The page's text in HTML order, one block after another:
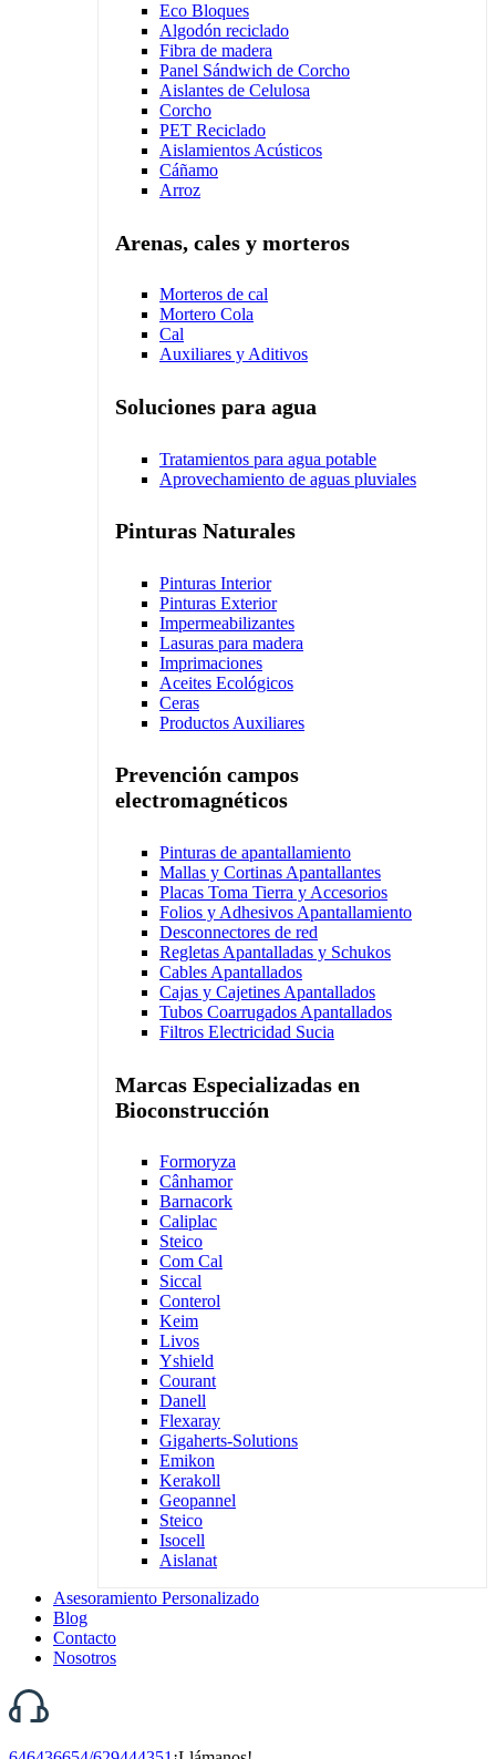
Eco Bloques
Algodón reciclado
Fibra de madera
Panel Sándwich de Corcho
Aislantes de Celulosa
Corcho
PET Reciclado
Aislamientos Acústicos
Cáñamo
Arroz
Arenas, cales y morteros
Morteros de cal
Mortero Cola
Cal
Auxiliares y Aditivos
Soluciones para agua
Tratamientos para agua potable
Aprovechamiento de aguas pluviales
Pinturas Naturales
Pinturas Interior
Pinturas Exterior
Impermeabilizantes
Lasuras para madera
Imprimaciones
Aceites Ecológicos
Ceras
Productos Auxiliares
Prevención campos
electromagnéticos
Pinturas de apantallamiento
Mallas y Cortinas Apantallantes
Placas Toma Tierra y Accesorios
Folios y Adhesivos Apantallamiento
Desconnectores de red
Regletas Apantalladas y Schukos
Cables Apantallados
Cajas y Cajetines Apantallados
Tubos Coarrugados Apantallados
Filtros Electricidad Sucia
Marcas Especializadas en
Bioconstrucción
Formoryza
Cânhamor
Barnacork
Caliplac
Steico
Com Cal
Siccal
Conterol
Keim
Livos
Yshield
Courant
Danell
Flexaray
Gigaherts-Solutions
Emikon
Kerakoll
Geopannel
Steico
Isocell
Aislanat
Asesoramiento Personalizado
Blog
Contacto
Nosotros